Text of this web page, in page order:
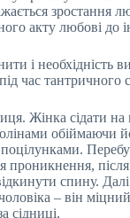
зростання
акту любові до
і необхідність
час тантричного
Жінка сідати на
обіймаючи
проникнення,
спину.
– він
сідниці.